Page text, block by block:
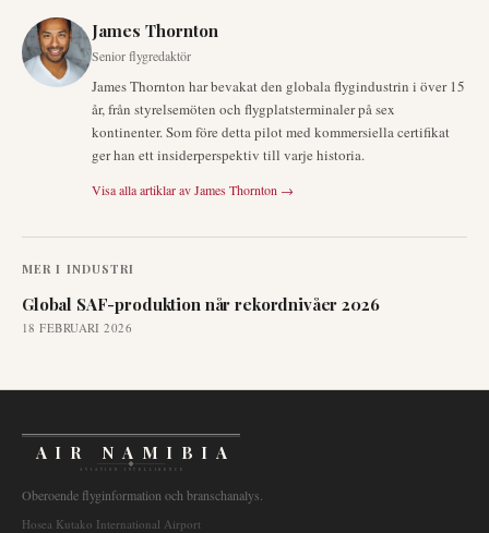
James Thornton
Senior flygredaktör
James Thornton har bevakat den globala flygindustrin i över 15
år, från styrelsemöten och flygplatsterminaler på sex
kontinenter. Som före detta pilot med kommersiella certifikat
ger han ett insiderperspektiv till varje historia.
Visa alla artiklar avJames Thornton →
MER I INDUSTRI
Global SAF-produktion når rekordnivåer 2026
18 FEBRUARI 2026
AIR NAMIBIA
AVIATION INTELLIGENCE
Oberoende flyginformation och branschanalys.
Hosea Kutako International Airport